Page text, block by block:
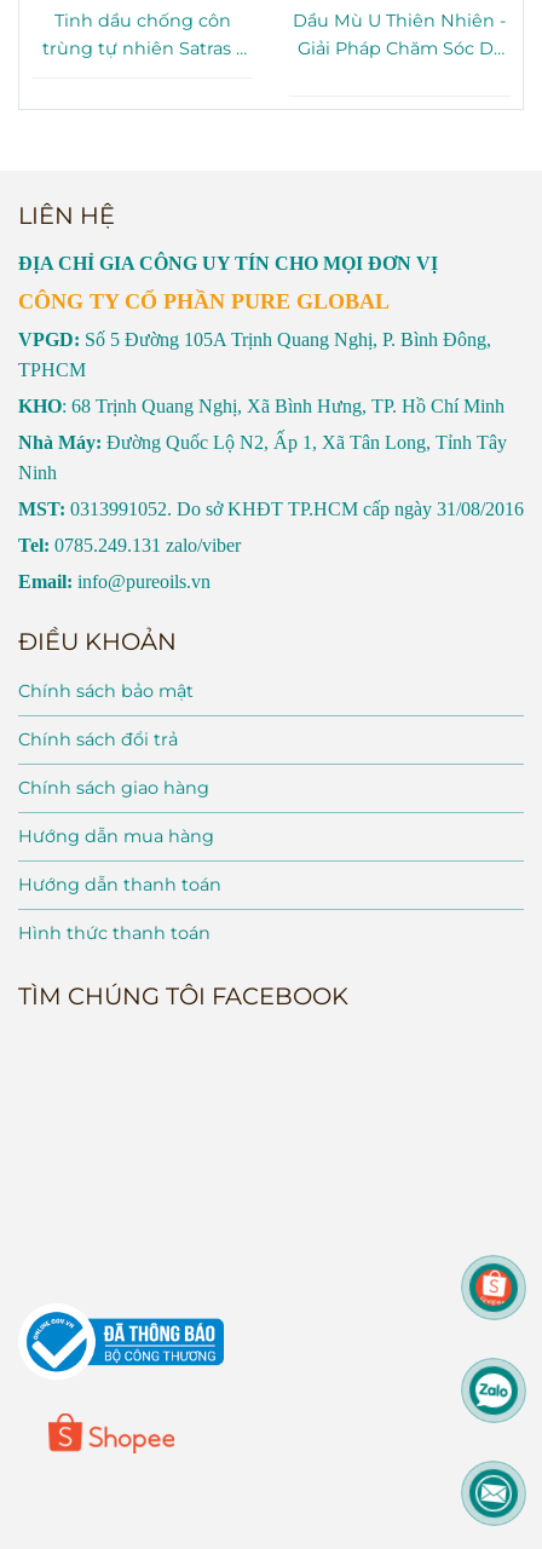
Tinh dầu chống côn
trùng tự nhiên Satras -
đình hiệu quả
Dầu Mù U Thiên Nhiên -
Giải Pháp Chăm Sóc Da
Nhiên
LIÊN HỆ
ĐỊA CHỈ GIA CÔNG UY TÍN CHO MỌI ĐƠN VỊ
CÔNG TY CỔ PHẦN PURE GLOBAL
VPGD: Số 5 Đường 105A Trịnh Quang Nghị, P. Bình Đông,
TPHCM
KHO: 68 Trịnh Quang Nghị, Xã Bình Hưng, TP. Hồ Chí Minh
Nhà Máy: Đường Quốc Lộ N2, Ấp 1, Xã Tân Long, Tỉnh Tây
Ninh
MST: 0313991052. Do sở KHĐT TP.HCM cấp ngày 31/08/2016
Tel: 0785.249.131 zalo/viber
Email: info@pureoils.vn
ĐIỀU KHOẢN
Chính sách bảo mật
Chính sách đổi trả
Chính sách giao hàng
Hướng dẫn mua hàng
Hướng dẫn thanh toán
Hình thức thanh toán
TÌM CHÚNG TÔI FACEBOOK